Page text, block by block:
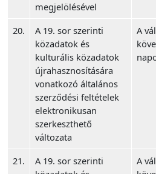
megjelölésével
20.
A 19. sor szerinti
közadatok és
kulturális közadatok
újrahasznosítására
vonatkozó általános
szerződési feltételek
elektronikusan
szerkeszthető
változata
A
21.
A 19. sor szerinti
A